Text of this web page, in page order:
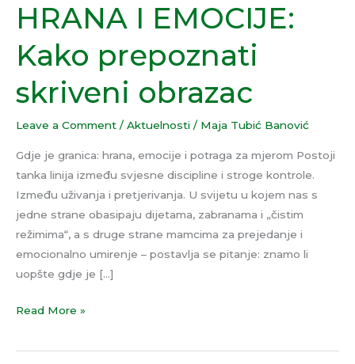
HRANA I EMOCIJE:
Kako prepoznati
skriveni obrazac
Leave a Comment / Aktuelnosti / Maja Tubić Banović
Gdje je granica: hrana, emocije i potraga za mjerom Postoji
tanka linija između svjesne discipline i stroge kontrole.
Između uživanja i pretjerivanja. U svijetu u kojem nas s
jedne strane obasipaju dijetama, zabranama i „čistim
režimima“, a s druge strane mamcima za prejedanje i
emocionalno umirenje – postavlja se pitanje: znamo li
uopšte gdje je […]
EMOCIJE:
Kako
prepoznati
obrazac
Read More »